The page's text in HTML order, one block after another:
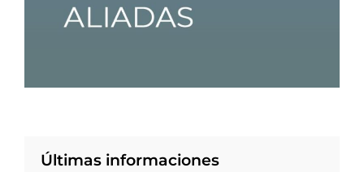
Últimas informaciones